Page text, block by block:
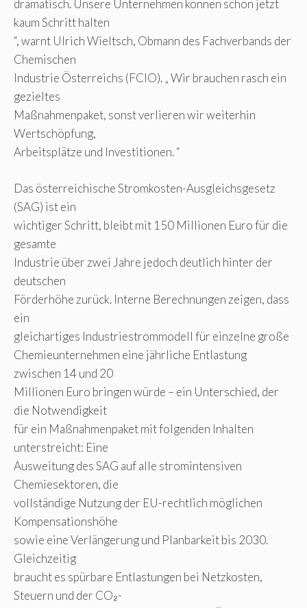
dramatisch. Unsere Unternehmen können schon jetzt
kaum Schritt halten
“, warnt Ulrich Wieltsch, Obmann des Fachverbands der
Chemischen
Industrie Österreichs (FCIO). „ Wir brauchen rasch ein
gezieltes
Maßnahmenpaket, sonst verlieren wir weiterhin
Wertschöpfung,
Arbeitsplätze und Investitionen. “
Das österreichische Stromkosten-Ausgleichsgesetz
(SAG) ist ein
wichtiger Schritt, bleibt mit 150 Millionen Euro für die
gesamte
Industrie über zwei Jahre jedoch deutlich hinter der
deutschen
Förderhöhe zurück. Interne Berechnungen zeigen, dass
ein
gleichartiges Industriestrommodell für einzelne große
Chemieunternehmen eine jährliche Entlastung
zwischen 14 und 20
Millionen Euro bringen würde – ein Unterschied, der
die Notwendigkeit
für ein Maßnahmenpaket mit folgenden Inhalten
unterstreicht: Eine
Ausweitung des SAG auf alle stromintensiven
Chemiesektoren, die
vollständige Nutzung der EU-rechtlich möglichen
Kompensationshöhe
sowie eine Verlängerung und Planbarkeit bis 2030.
Gleichzeitig
braucht es spürbare Entlastungen bei Netzkosten,
Steuern und der CO₂-